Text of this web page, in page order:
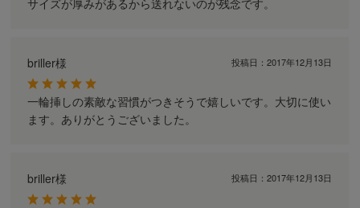
サイズが厚みがあるから送れないのが残念です。
briller様 投稿日：2017年12月13日
一輪挿しの素敵な習慣がつきそうで嬉しいです。大切に使い
ます。ありがとうございました。
briller様 投稿日：2017年12月13日